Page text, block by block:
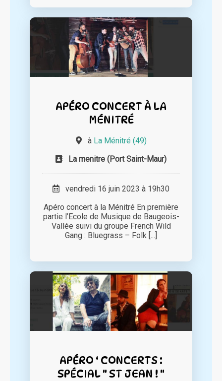
APÉRO CONCERT À LA
MÉNITRÉ
à La Ménitré (49)
La menitre (Port Saint-Maur)
vendredi 16 juin 2023 à 19h30
Apéro concert à la Ménitré En première
partie l’Ecole de Musique de Baugeois-
Vallée suivi du groupe French Wild
Gang : Bluegrass – Folk [...]
APÉRO ‘ CONCERTS :
SPÉCIAL " ST JEAN ! "